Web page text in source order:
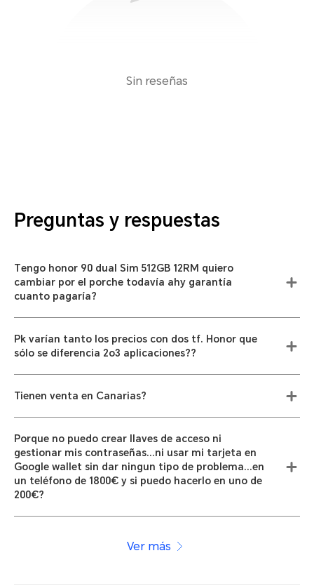
Sin reseñas
Preguntas y respuestas
Tengo honor 90 dual Sim 512GB 12RM quiero
cambiar por el porche todavía ahy garantía
cuanto pagaría?
Pk varían tanto los precios con dos tf. Honor que
sólo se diferencia 2o3 aplicaciones??
Tienen venta en Canarias?
Porque no puedo crear llaves de acceso ni
gestionar mis contraseñas...ni usar mi tarjeta en
Google wallet sin dar ningun tipo de problema...en
un teléfono de 1800€ y si puedo hacerlo en uno de
200€?
Ver más